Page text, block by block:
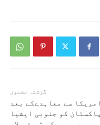
گزشتہ مضمون
امریکا سے معاہدےکے بعد
پاکستان کو جنوبی ایشیا